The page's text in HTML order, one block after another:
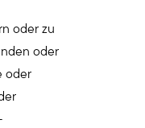
oder zu
oder
oder